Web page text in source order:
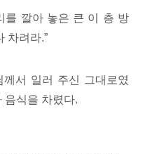
를 깔아 놓은 큰 이 층 방
차려라.”
서 일러 주신 그대로였
음식을 차렸다.